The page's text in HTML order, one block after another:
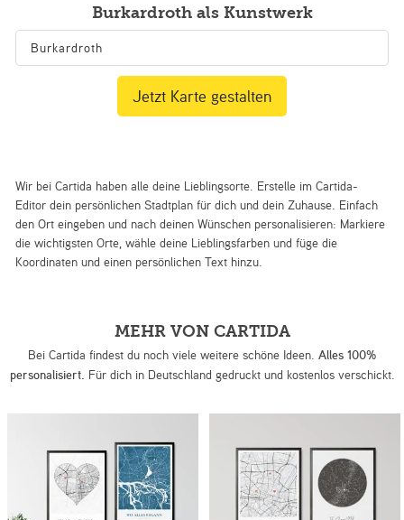
Burkardroth als Kunstwerk
Wir bei Cartida haben alle deine Lieblingsorte. Erstelle im Cartida-
Editor dein persönlichen Stadtplan für dich und dein Zuhause. Einfach
den Ort eingeben und nach deinen Wünschen personalisieren: Markiere
die wichtigsten Orte, wähle deine Lieblingsfarben und füge die
Koordinaten und einen persönlichen Text hinzu.
Jetzt Karte gestalten
MEHR VON CARTIDA
Bei Cartida findest du noch viele weitere schöne Ideen. Alles 100%
personalisiert. Für dich in Deutschland gedruckt und kostenlos verschickt.